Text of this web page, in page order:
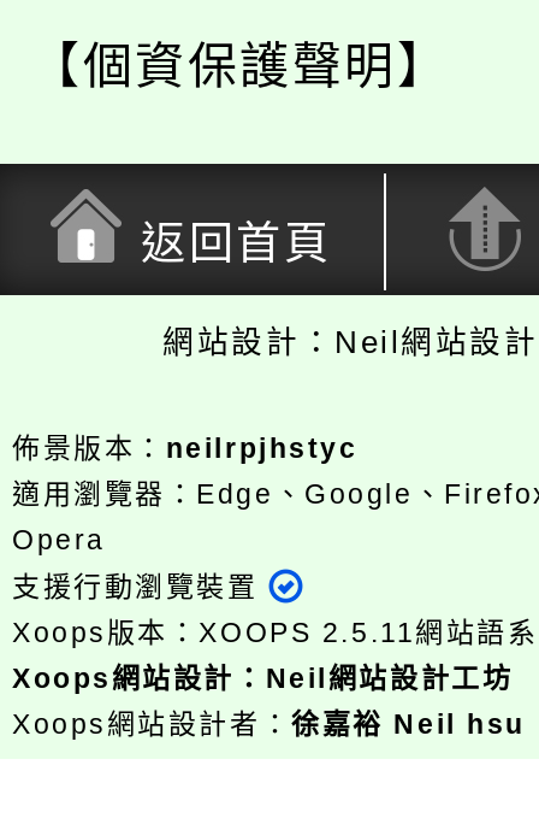
【個資保護聲明】
返回首頁
網站設計：Neil網站設
佈景版本： neilrpjhstyc
適用瀏覽器：Edge、Google、
Opera
支援行動瀏覽裝置
Xoops版本：XOOPS 2.5.11網站語
Xoops網站設計 ： Neil網站設計工坊
Xoops網站設計者：徐嘉裕 Neil hsu